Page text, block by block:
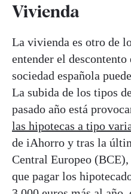
Vivienda
La vivienda es otro de
entender el
sociedad española
La subida de los tipos
pasado año está
las hipotecas a tipo
de iAhorro y tras la
Central Europeo
que pagar los